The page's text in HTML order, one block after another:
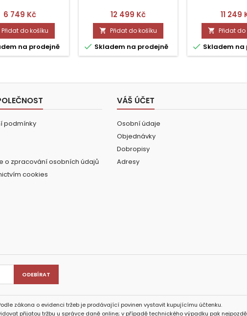
Cena
6 749 Kč
Přidat do košíku
na prodejně
Cena
12 499 Kč
 Přidat do košíku
 Skladem na prodejně
Cena
11 249
 Přidat do
 Skladem na
podmínky
o zpracování osobních údajů
cookies
VÁŠ ÚČET
Osobní údaje
Objednávky
Dobropisy
Adresy
zákona o evidenci tržeb je prodávající povinen vystavit kupujícímu účtenku.
přijatou tržbu u správce daně online; v případě technického výpadku pak